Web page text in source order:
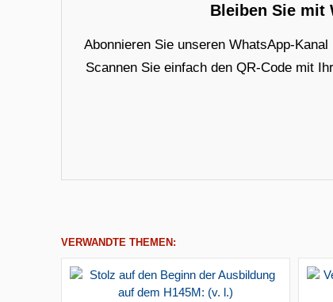
Bleiben Sie mit
Abonnieren Sie unseren WhatsApp-
Scannen Sie einfach den QR-Code mit
VERWANDTE THEMEN: